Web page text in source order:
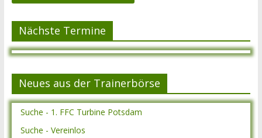
Nächste Termine
Neues aus der Trainerbörse
Suche - 1. FFC Turbine Potsdam
Suche - Vereinlos